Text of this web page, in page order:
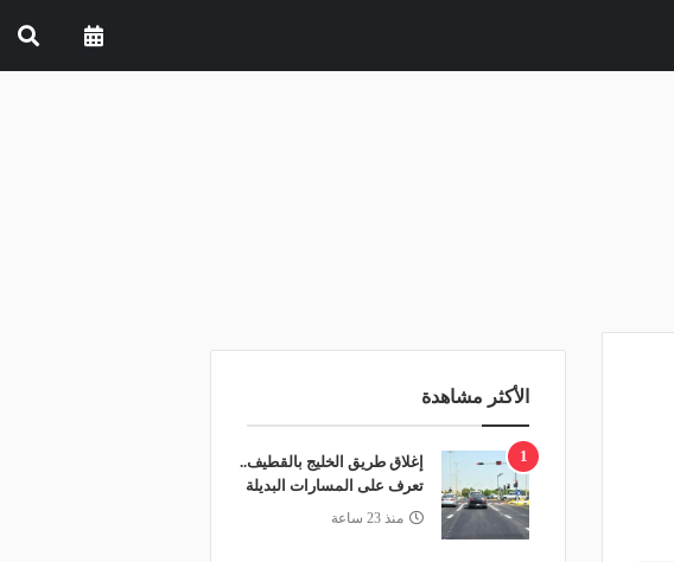
الأكثر مشاهدة
1
إغلاق طريق الخليج بالقطيف..
تعرف على المسارات البديلة
منذ 23 ساعة